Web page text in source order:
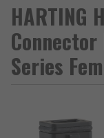
HARTING
Series